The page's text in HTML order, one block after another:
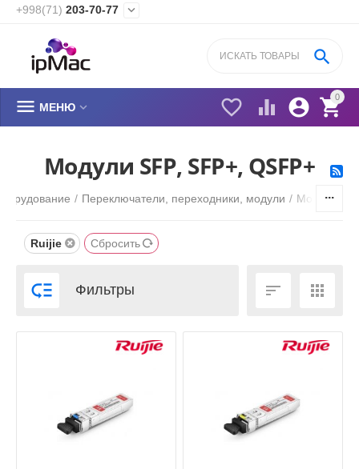
+998(71) 203-70-77 
0


 

 МЕНЮ 
Модули SFP, SFP+, QSFP+
/ Переключатели, переходники, модули / Модули
Ruijie Сбросить
 Фильтры  